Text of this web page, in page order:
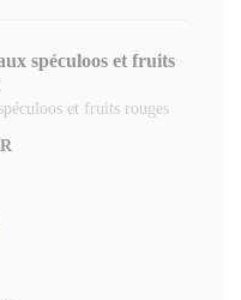
spéculoos et fruits
et fruits rouges